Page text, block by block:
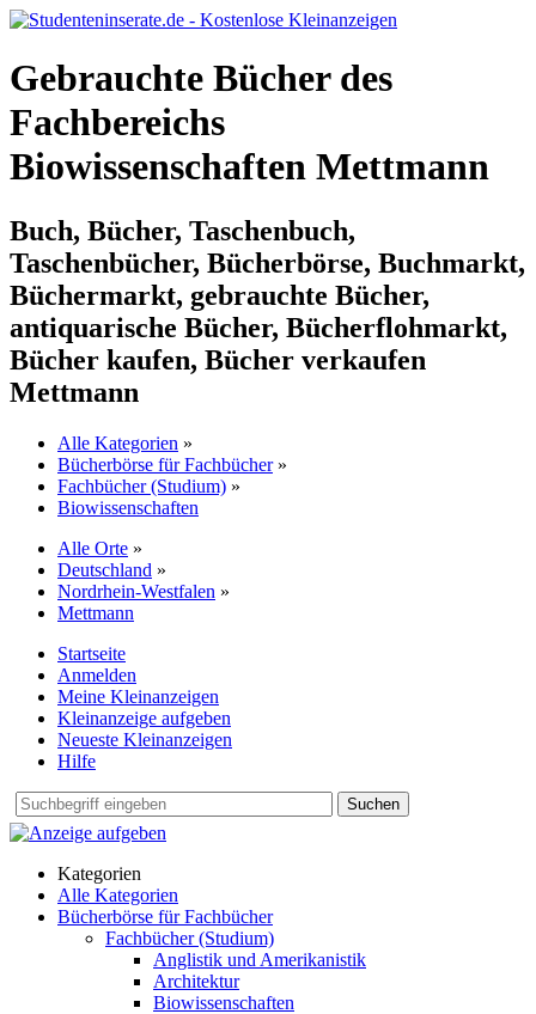
Gebrauchte Bücher des
Fachbereichs
Biowissenschaften Mettmann
Buch, Bücher, Taschenbuch,
Taschenbücher, Bücherbörse, Buchmarkt,
Büchermarkt, gebrauchte Bücher,
antiquarische Bücher, Bücherflohmarkt,
Bücher kaufen, Bücher verkaufen
Mettmann
Alle Kategorien »
Bücherbörse für Fachbücher»
Fachbücher (Studium) »
Biowissenschaften
Alle Orte »
Deutschland »
Nordrhein-Westfalen »
Mettmann
Startseite
Anmelden
Meine Kleinanzeigen
Kleinanzeige aufgeben
Neueste Kleinanzeigen
Hilfe
Suchen
Kategorien
Alle Kategorien
Bücherbörse für Fachbücher
Fachbücher (Studium)
Anglistik und Amerikanistik
Architektur
Biowissenschaften